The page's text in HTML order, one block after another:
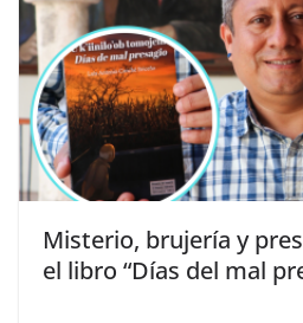
Misterio, brujería y
el libro “Días del mal